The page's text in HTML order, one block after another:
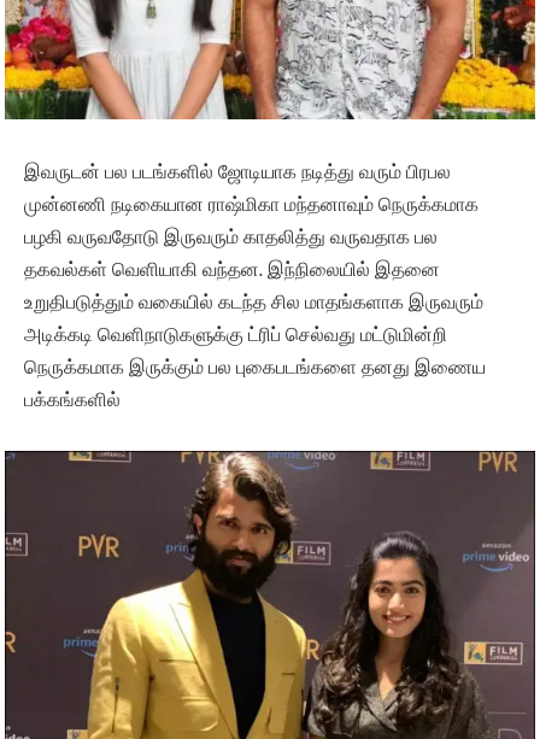
இவருடன் பல படங்களில் ஜோடியாக நடித்து வரும் பிரபல
முன்னணி நடிகையான ராஷ்மிகா மந்தனாவும் நெருக்கமாக
பழகி வருவதோடு இருவரும் காதலித்து வருவதாக பல
தகவல்கள் வெளியாகி வந்தன. இந்நிலையில் இதனை
உறுதிபடுத்தும் வகையில் கடந்த சில மாதங்களாக இருவரும்
அடிக்கடி வெளிநாடுகளுக்கு ட்ரிப் செல்வது மட்டுமின்றி
நெருக்கமாக இருக்கும் பல புகைபடங்களை தனது இணைய
பக்கங்களில்